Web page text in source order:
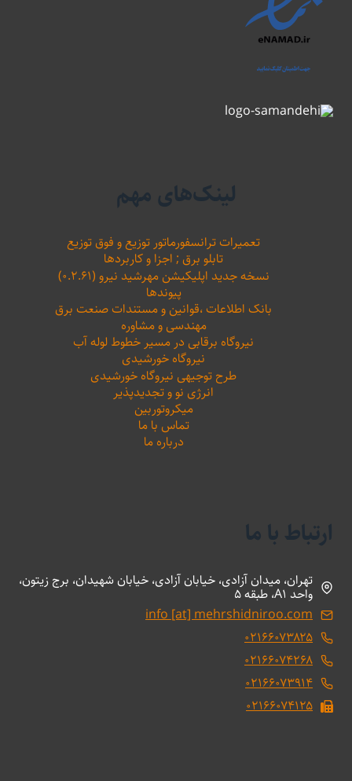
لینک‌های مهم
تعمیرات ترانسفورماتور توزیع و فوق توزیع
تابلو برق ; اجزا و کاربردها
نسخه جدید اپلیکیشن مهرشید نیرو (۰.۲.۶۱)
پیوندها
بانک اطلاعات ،‌قوانین و مستندات صنعت برق
مهندسی و مشاوره
نیروگاه برقابی در مسیر خطوط لوله آب
نیروگاه خورشیدی
طرح توجیهی نیروگاه خورشیدی
انرژی نو و تجدیدپذیر
میکروتوربین
تماس با ما
درباره ما
ارتباط با ما
تهران، میدان آزادی، خیابان آزادی، خیابان شهیدان، برج زیتون،
واحد A1، طبقه 5
info [at] mehrshidniroo.com
۰۲۱۶۶۰۷۳۸۲۵
۰۲۱۶۶۰۷۴۲۶۸
۰۲۱۶۶۰۷۳۹۱۴
۰۲۱۶۶۰۷۴۱۲۵